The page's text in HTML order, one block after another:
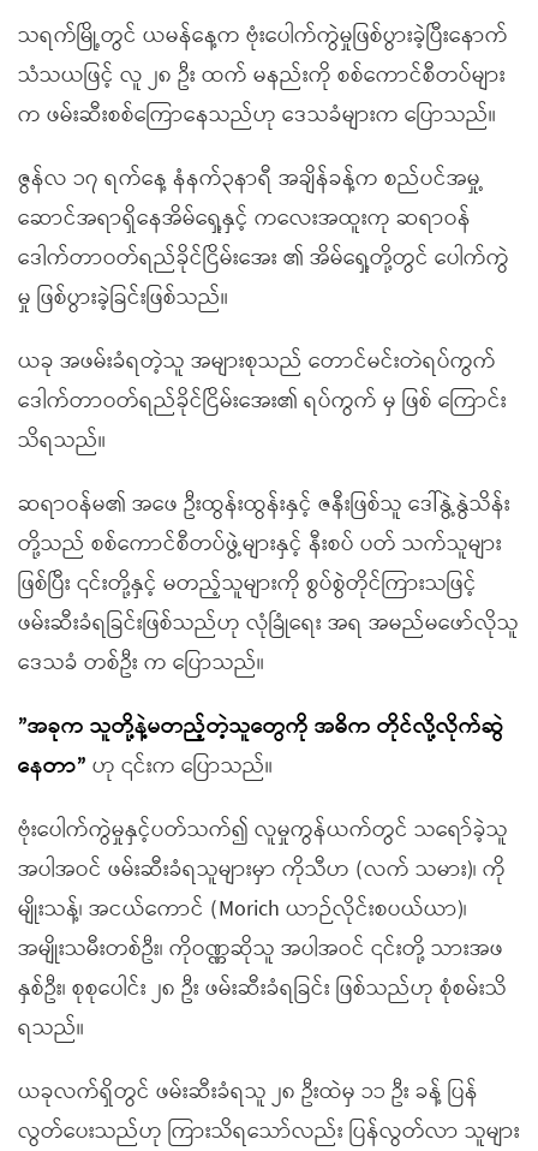
သရက်မြို့တွင် ယမန်နေ့က ဗုံးပေါက်ကွဲမှုဖြစ်ပွားခဲ့ပြီးနောက်
သံသယဖြင့် လူ ၂၈ ဦး ထက် မနည်းကို စစ်ကောင်စီတပ်များ
က ဖမ်းဆီးစစ်ကြောနေသည်ဟု ဒေသခံများက ပြောသည်။
ဇွန်လ ၁၇ ရက်နေ့ နံနက်၃နာရီ အချိန်ခန့်က စည်ပင်အမှု့
ဆောင်အရာရှိနေအိမ်ရှေ့နှင့် ကလေးအထူးကု ဆရာဝန်
ဒေါက်တာဝတ်ရည်ခိုင်ငြိမ်းအေး ၏ အိမ်ရှေ့တို့တွင် ပေါက်ကွဲ
မှု ဖြစ်ပွားခဲ့ခြင်းဖြစ်သည်။
ယခု အဖမ်းခံရတဲ့သူ အများစုသည် တောင်မင်းတဲရပ်ကွက်
ဒေါက်တာဝတ်ရည်ခိုင်ငြိမ်းအေး၏ ရပ်ကွက် မှ ဖြစ် ကြောင်း
သိရသည်။
ဆရာဝန်မ၏ အဖေ ဦးထွန်းထွန်းနှင့် ဇနီးဖြစ်သူ ဒေါ်နွဲ့နွဲသိန်း
တို့သည် စစ်ကောင်စီတပ်ဖွဲ့များနှင့် နီးစပ် ပတ် သက်သူများ
ဖြစ်ပြီး ၎င်းတို့နှင့် မတည့်သူများကို စွပ်စွဲတိုင်ကြားသဖြင့်
ဖမ်းဆီးခံရခြင်းဖြစ်သည်ဟု လုံခြုံရေး အရ အမည်မဖော်လိုသူ
ဒေသခံ တစ်ဦး က ပြောသည်။
”အခုက သူတို့နဲ့မတည့်တဲ့သူတွေကို အဓိက တိုင်လို့လိုက်ဆွဲ
နေတာ” ဟု ၎င်းက ပြောသည်။
ဗုံးပေါက်ကွဲမှုနှင့်ပတ်သက်၍ လူမှုကွန်ယက်တွင် သရော်ခဲ့သူ
အပါအဝင် ဖမ်းဆီးခံရသူများမှာ ကိုသီဟ (လက် သမား)၊ ကို
မျိုးသန့်၊ အငယ်ကောင် (Morich ယာဉ်လိုင်းစပယ်ယာ)၊
အမျိုးသမီးတစ်ဦး၊ ကိုဝဏ္ဏဆိုသူ အပါအဝင် ၎င်းတို့ သားအဖ
နှစ်ဦး၊ စုစုပေါင်း ၂၈ ဦး ဖမ်းဆီးခံရခြင်း ဖြစ်သည်ဟု စုံစမ်းသိ
ရသည်။
ယခုလက်ရှိတွင် ဖမ်းဆီးခံရသူ ၂၈ ဦးထဲမှ ၁၁ ဦး ခန့် ပြန်
လွတ်ပေးသည်ဟု ကြားသိရသော်လည်း ပြန်လွတ်လာ သူများ